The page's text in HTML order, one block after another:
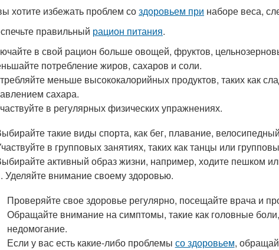
хотите избежать проблем создоровьем при наборе веса,
правильный рацион питания.
в свой рацион больше овощей, фруктов,
потребление жиров, сахаров и соли.
меньше высококалорийных продуктов, таких как
сахара.
в регулярных физических упражнениях.
такие виды спорта, как бег, плавание,
в групповых занятиях, таких как танцы или
активный образ жизни, например, ходите пешком
Уделяйте внимание своему здоровью.
Проверяйте свое здоровье регулярно, посещайте врача и
Обращайте внимание на симптомы, такие как головные
недомогание.
Если у вас есть какие-либо проблемы со здоровьем,